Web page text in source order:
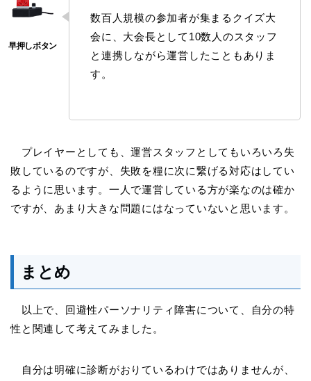
数百人規模の参加者が集まるクイズ大
会に、大会長として10数人のスタッフ
と連携しながら運営したこともありま
す。
プレイヤーとしても、運営スタッフとしてもいろいろ失
敗しているのですが、失敗を糧に次に繋げる対応はしてい
るように思います。一人で運営している方が楽なのは確か
ですが、あまり大きな問題にはなっていないと思います。
まとめ
以上で、回避性パーソナリティ障害について、自分の特
性と関連して考えてみました。
自分は明確に診断がおりているわけではありませんが、